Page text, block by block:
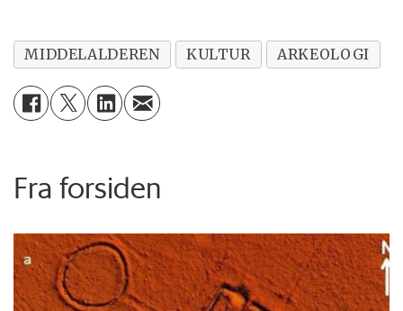
MIDDELALDEREN KULTUR ARKEOLOGI
Fra forsiden